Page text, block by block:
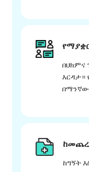
በህክምና
እርዳታ።
ከግኝት